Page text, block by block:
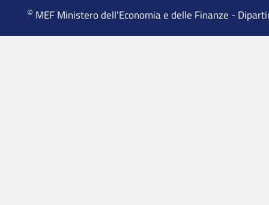
© MEF Ministero dell'Economia e delle Finanze -